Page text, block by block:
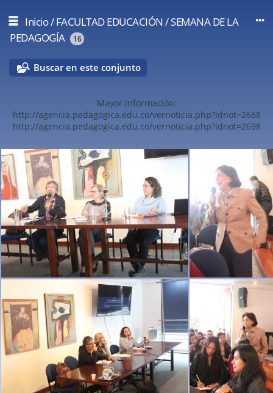
Inicio/FACULTAD EDUCACIÓN/SEMANA DE LA
PEDAGOGÍA
16
Buscar en este conjunto
Mayor información:
http://agencia.pedagogica.edu.co/vernoticia.php?idnot=2668
http://agencia.pedagogica.edu.co/vernoticia.php?idnot=2698